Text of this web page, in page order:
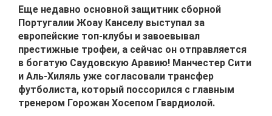
Еще недавно основной защитник сборной
Португалии Жоау Канселу выступал за
европейские топ-клубы и завоевывал
престижные трофеи, а сейчас он отправляется
в богатую Саудовскую Аравию! Манчестер Сити
и Аль-Хиляль уже согласовали трансфер
футболиста, который поссорился с главным
тренером Горожан Хосепом Гвардиолой.